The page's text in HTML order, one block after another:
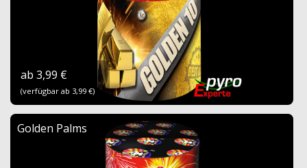
ab 3,99 €
(verfügbar ab 3,99 €)
Golden Palms